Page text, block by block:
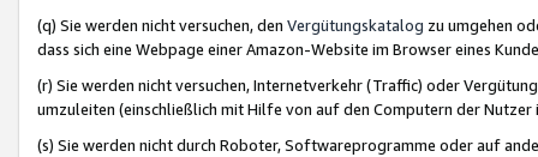
(q) Sie werden nicht versuchen, den Vergütungskatalog zu umgehen
dass sich eine Webpage einer Amazon-Website im Browser eines
(r) Sie werden nicht versuchen, Internetverkehr (Traffic) oder
umzuleiten (einschließlich mit Hilfe von auf den Computern der
(s) Sie werden nicht durch Roboter, Softwareprogramme oder auf